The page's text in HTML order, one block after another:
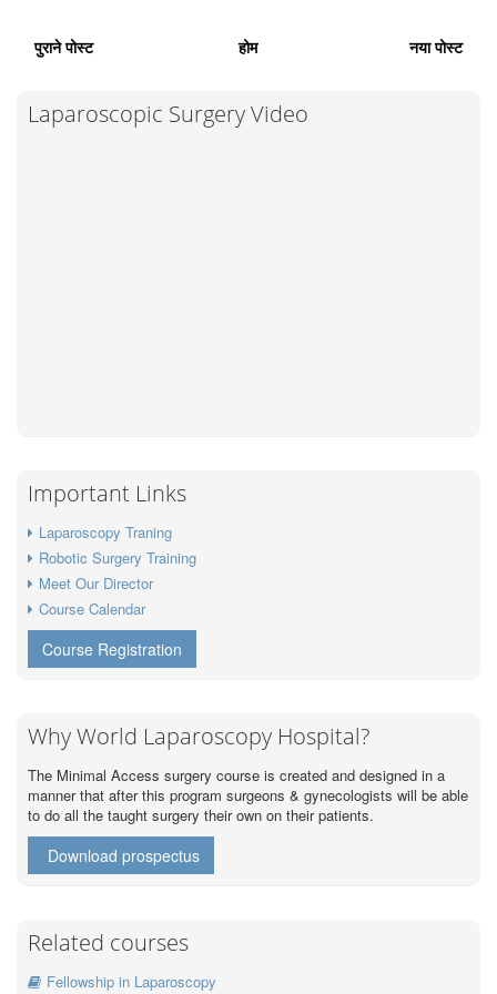
पुराने पोस्ट होम नया पोस्ट
Laparoscopic Surgery Video
Important Links
Laparoscopy Traning
Robotic Surgery Training
Meet Our Director
Course Calendar
Course Registration
Why World Laparoscopy Hospital?
The Minimal Access surgery course is created and designed in a
manner that after this program surgeons & gynecologists will be able
to do all the taught surgery their own on their patients.
Download prospectus
Related courses
Fellowship in Laparoscopy